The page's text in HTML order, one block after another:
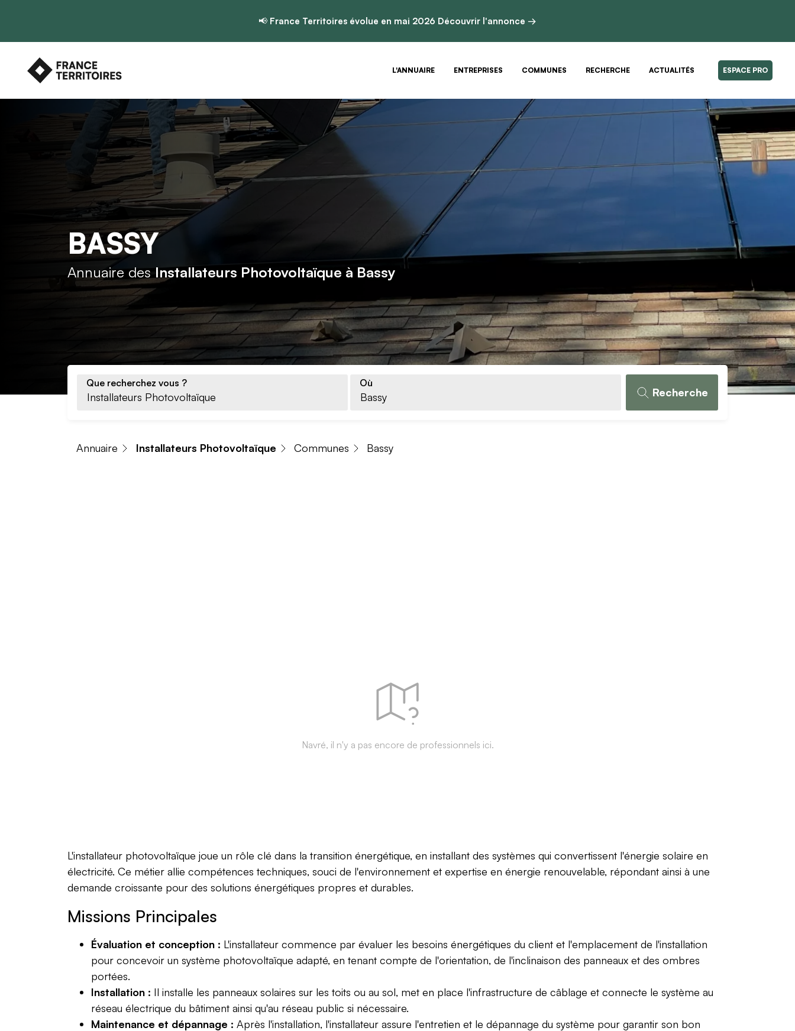
📢 France Territoires évolue en mai 2026 Découvrir l'annonce →
L'ANNUAIRE ENTREPRISES COMMUNES RECHERCHE ACTUALITÉS ESPACE PRO
BASSY
Annuaire des Installateurs Photovoltaïque à Bassy
Que recherchez vous ? Où
Recherche
Annuaire Installateurs Photovoltaïque Communes Bassy
Navré, il n'y a pas encore de professionnels ici.
L'installateur photovoltaïque joue un rôle clé dans la transition énergétique, en installant des systèmes qui convertissent l'énergie solaire en
électricité. Ce métier allie compétences techniques, souci de l'environnement et expertise en énergie renouvelable, répondant ainsi à une
demande croissante pour des solutions énergétiques propres et durables.
Missions Principales
Évaluation et conception : L'installateur commence par évaluer les besoins énergétiques du client et l'emplacement de l'installation
pour concevoir un système photovoltaïque adapté, en tenant compte de l'orientation, de l'inclinaison des panneaux et des ombres
portées.
Installation : Il installe les panneaux solaires sur les toits ou au sol, met en place l'infrastructure de câblage et connecte le système au
réseau électrique du bâtiment ainsi qu'au réseau public si nécessaire.
Maintenance et dépannage : Après l'installation, l'installateur assure l'entretien et le dépannage du système pour garantir son bon